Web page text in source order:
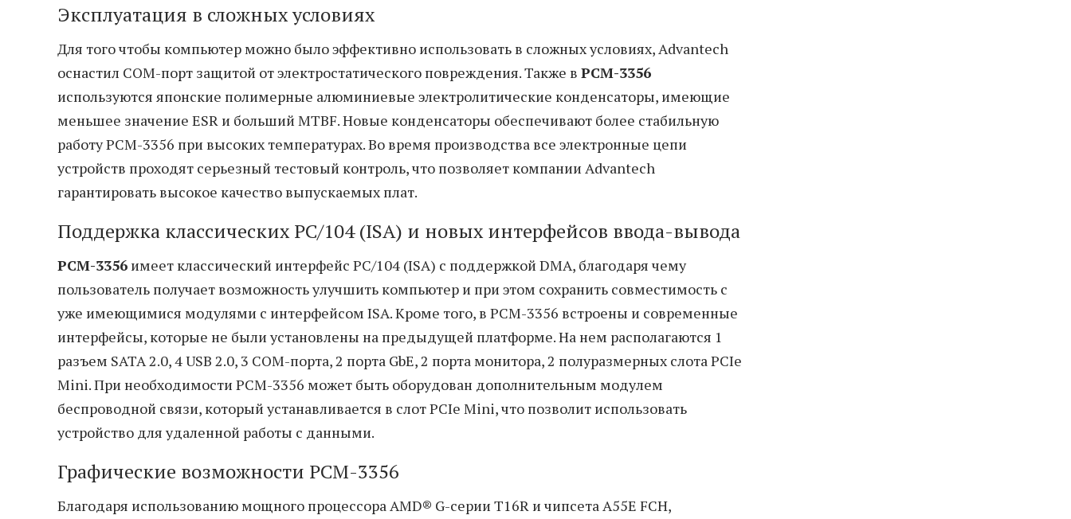
Эксплуатация в сложных условиях
Для того чтобы компьютер можно было эффективно использовать в сложных условиях, Advantech
оснастил COM-порт защитой от электростатического повреждения. Также в PCM-3356
используются японские полимерные алюминиевые электролитические конденсаторы, имеющие
меньшее значение ESR и больший MTBF. Новые конденсаторы обеспечивают более стабильную
работу PCM-3356 при высоких температурах. Во время производства все электронные цепи
устройств проходят серьезный тестовый контроль, что позволяет компании Advantech
гарантировать высокое качество выпускаемых плат.
Поддержка классических PC/104 (ISA) и новых интерфейсов ввода-вывода
PCM-3356 имеет классический интерфейс PC/104 (ISA) с поддержкой DMA, благодаря чему
пользователь получает возможность улучшить компьютер и при этом сохранить совместимость с
уже имеющимися модулями с интерфейсом ISA. Кроме того, в PCM-3356 встроены и современные
интерфейсы, которые не были установлены на предыдущей платформе. На нем располагаются 1
разъем SATA 2.0, 4 USB 2.0, 3 COM-порта, 2 порта GbE, 2 порта монитора, 2 полуразмерных слота PCIe
Mini. При необходимости PCM-3356 может быть оборудован дополнительным модулем
беспроводной связи, который устанавливается в слот PCIe Mini, что позволит использовать
устройство для удаленной работы с данными.
Графические возможности PCM-3356
Благодаря использованию мощного процессора AMD® G-серии T16R и чипсета A55E FCH,